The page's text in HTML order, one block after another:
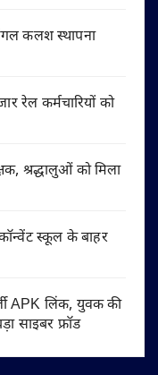
कलश स्थापना
रेल कर्मचारियों को
श्रद्धालुओं को मिला
स्कूल के बाहर
APK लिंक, युवक की
साइबर फ्रॉड